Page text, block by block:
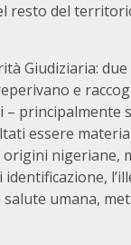
resto del
Giudiziaria:
e
principalmente
essere
nigeriane,
umana,